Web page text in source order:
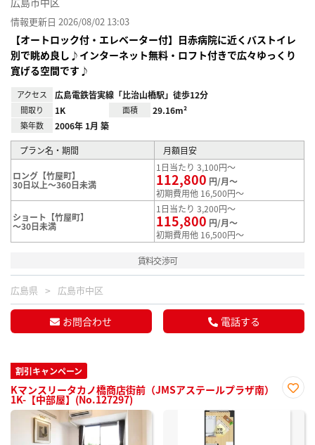
情報更新日 2026/08/02 13:03
【オートロック付・エレベーター付】日赤病院に近くバストイレ
別で眺め良し♪インターネット無料・ロフト付きで広々ゆっくり
寛げる空間です♪
アクセス 広島電鉄皆実線「比治山橋駅」徒歩12分
間取り 1K 面積 29.16m²
築年数 2006年 1月 築
プラン名・期間 月額目安
ロング【竹屋町】
30日以上～360日未満
1日当たり 3,100円～
112,800 円/月～
初期費用他 16,500円～
ショート【竹屋町】
～30日未満
1日当たり 3,200円～
115,800 円/月～
初期費用他 16,500円～
賃料交渉可
広島県 広島市中区
お問合わせ 電話する
割引キャンペーン
Kマンスリータカノ橋商店街前（JMSアステールプラザ南）
1K-【中部屋】(No.127297)
に入